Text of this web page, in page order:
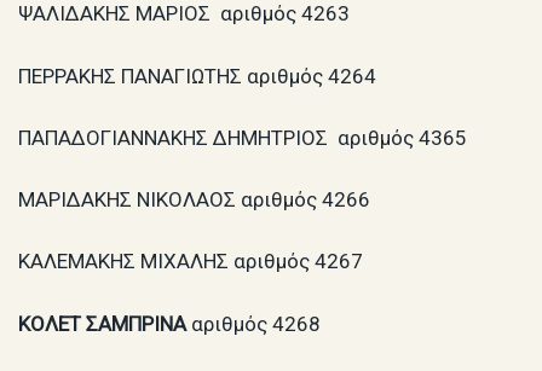
ΨΑΛΙΔΑΚΗΣ ΜΑΡΙΟΣ αριθμός 4263
ΠΕΡΡΑΚΗΣ ΠΑΝΑΓΙΩΤΗΣ αριθμός 4264
ΠΑΠΑΔΟΓΙΑΝΝΑΚΗΣ ΔΗΜΗΤΡΙΟΣ αριθμός 4365
ΜΑΡΙΔΑΚΗΣ ΝΙΚΟΛΑΟΣ αριθμός 4266
ΚΑΛΕΜΑΚΗΣ ΜΙΧΑΛΗΣ αριθμός 4267
ΚΟΛΕΤ ΣΑΜΠΡΙΝΑαριθμός 4268